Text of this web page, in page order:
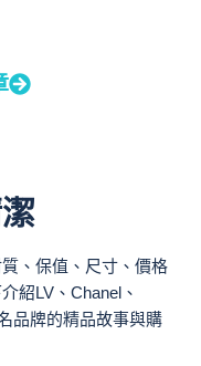
、保值、尺寸、價格
紹LV、Chanel、
品牌的精品故事與購